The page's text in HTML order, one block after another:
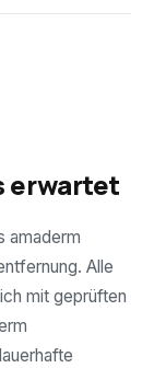
erwartet
amaderm
Alle
mit geprüften